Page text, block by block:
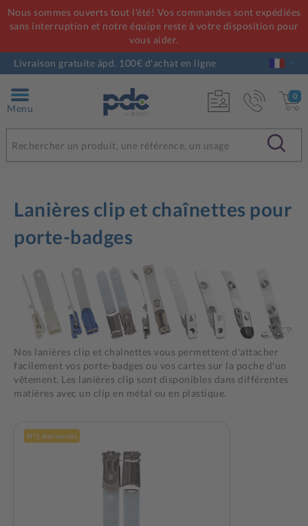
Nous sommes ouverts tout l'été! Vos commandes sont expédiées
sans interruption et notre équipe reste à votre disposition pour
vous aider.
Livraison gratuite àpd. 100€ d'achat en ligne
Menu
0
Lanières clip et chaînettes pour
porte-badges
Nos lanières clip et chaînettes vous permettent d'attacher
facilement vos porte-badges ou vos cartes sur la poche d'un
vêtement. Les lanières clip sont disponibles dans différentes
matières avec un clip en métal ou en plastique.
N°1 des ventes